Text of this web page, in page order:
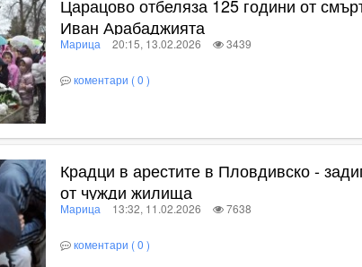
Царацово отбеляза 125 години от
Иван Арабаджията
Марица 20:15, 13.02.2026 3439
коментари ( 0 )
Крадци в арестите в Пловдивско -
от чужди жилища
Марица 13:32, 11.02.2026 7638
коментари ( 0 )